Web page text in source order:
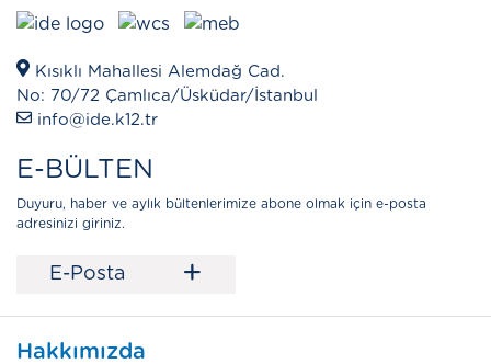
Kısıklı Mahallesi Alemdağ Cad.
No: 70/72 Çamlıca/Üsküdar/İstanbul
info@ide.k12.tr
E-BÜLTEN
Duyuru, haber ve aylık bültenlerimize abone olmak için e-posta
adresinizi giriniz.
E-Posta +
Hakkımızda